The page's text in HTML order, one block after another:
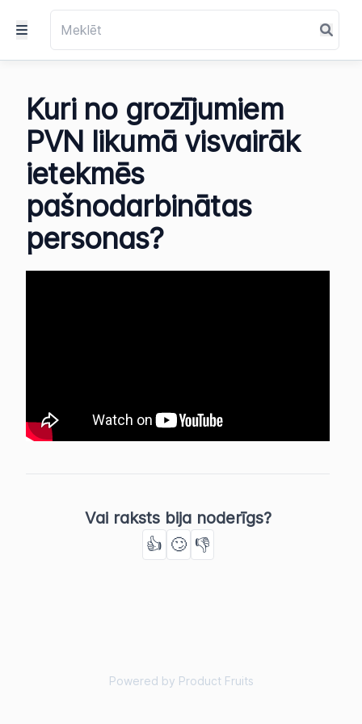
Kuri no grozījumiem
PVN likumā visvairāk
ietekmēs
pašnodarbinātas
personas?
Vai raksts bija noderīgs?
👍 🙄 👎
Powered by Product Fruits